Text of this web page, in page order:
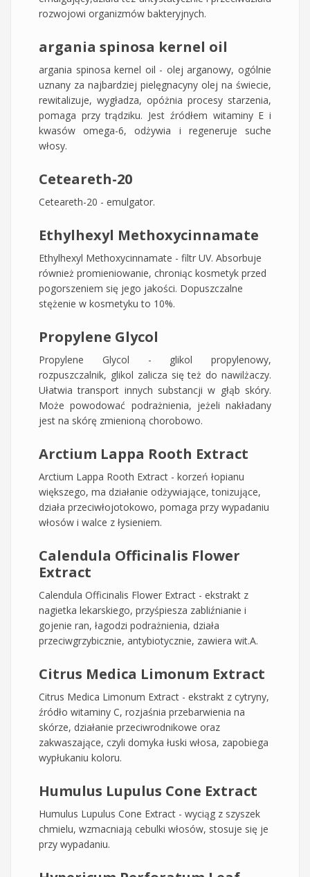
rozwojowi organizmów bakteryjnych.
argania spinosa kernel oil
argania spinosa kernel oil - olej arganowy, ogólnie
uznany za najbardziej pielęgnacyny olej na świecie,
rewitalizuje, wygładza, opóżnia procesy starzenia,
pomaga przy trądziku. Jest źródłem witaminy E i
kwasów omega-6, odżywia i regeneruje suche
włosy.
Ceteareth-20
Ceteareth-20 - emulgator.
Ethylhexyl Methoxycinnamate
Ethylhexyl Methoxycinnamate - filtr UV. Absorbuje
również promieniowanie, chroniąc kosmetyk przed
pogorszeniem się jego jakości. Dopuszczalne
stężenie w kosmetyku to 10%.
Propylene Glycol
Propylene Glycol - glikol propylenowy,
rozpuszczalnik, glikol zalicza się też do nawilżaczy.
Ułatwia transport innych substancji w głąb skóry.
Może powodować podrażnienia, jeżeli nakładany
jest na skórę zmienioną chorobowo.
Arctium Lappa Rooth Extract
Arctium Lappa Rooth Extract - korzeń łopianu
większego, ma działanie odżywiające, tonizujące,
działa przeciwłojotokowo, pomaga przy wypadaniu
włosów i walce z łysieniem.
Calendula Officinalis Flower
Extract
Calendula Officinalis Flower Extract - ekstrakt z
nagietka lekarskiego, przyśpiesza zabliźnianie i
gojenie ran, łagodzi podrażnienia, działa
przeciwgrzybicznie, antybiotycznie, zawiera wit.A.
Citrus Medica Limonum Extract
Citrus Medica Limonum Extract - ekstrakt z cytryny,
źródło witaminy C, rozjaśnia przebarwienia na
skórze, działanie przeciwrodnikowe oraz
zakwaszające, czyli domyka łuski włosa, zapobiega
wypłukaniu koloru.
Humulus Lupulus Cone Extract
Humulus Lupulus Cone Extract - wyciąg z szyszek
chmielu, wzmacniają cebulki włosów, stosuje się je
przy wypadaniu.